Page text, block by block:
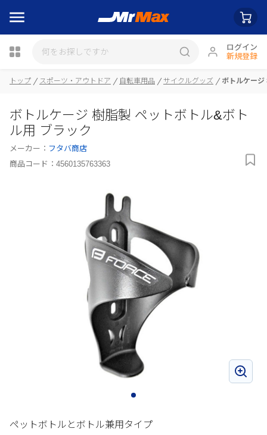
ログイン
新規登録
トップ スポーツ・アウトドア 自転車用品 サイクルグッズ ボトルケー
ボトルケージ 樹脂製 ペットボトル&ボト
ル用 ブラック
メーカー： フタバ商店
商品コード： 4560135763363
ペットボトルとボトル兼用タイプ